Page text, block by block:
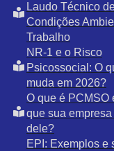
Laudo Técnico
Condições
Trabalho
NR-1 e o Risco
Psicossocial: O
muda em 2026?
O que é PCMSO
que sua
dele?
EPI: Exemplos e